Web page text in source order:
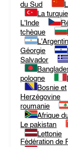
du Sud
La turquie
L'Inde
tchèque
Géorgie
Salvador
pologne
Bosnie et
Herzégovine
roumanie
Afrique
Le pakistan
Lettonie
Fédération de